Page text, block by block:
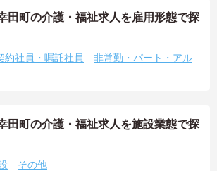
田町の介護・福祉求人を雇用形態で探
約社員・嘱託社員
非常勤・パート・アル
田町の介護・福祉求人を施設業態で探
その他